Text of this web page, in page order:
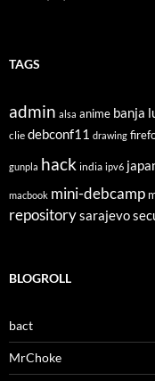
TAGS
admin alsa anime banja
clie debconf11 drawing
gunpla hack india ipv6
macbook mini-debcamp
repositorysarajevo
BLOGROLL
bact
MrChoke